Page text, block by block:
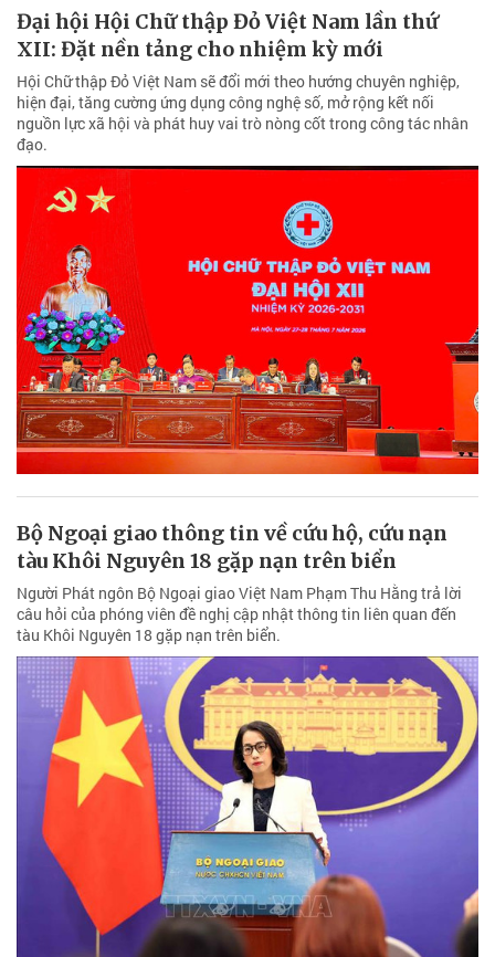
Đại hội Hội Chữ thập Đỏ Việt Nam lần thứ
XII: Đặt nền tảng cho nhiệm kỳ mới
Hội Chữ thập Đỏ Việt Nam sẽ đổi mới theo hướng chuyên nghiệp,
hiện đại, tăng cường ứng dụng công nghệ số, mở rộng kết nối
nguồn lực xã hội và phát huy vai trò nòng cốt trong công tác nhân
đạo.
Bộ Ngoại giao thông tin về cứu hộ, cứu nạn
tàu Khôi Nguyên 18 gặp nạn trên biển
Người Phát ngôn Bộ Ngoại giao Việt Nam Phạm Thu Hằng trả lời
câu hỏi của phóng viên đề nghị cập nhật thông tin liên quan đến
tàu Khôi Nguyên 18 gặp nạn trên biển.